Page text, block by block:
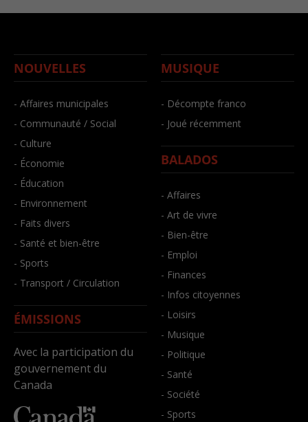
NOUVELLES
- Affaires municipales
- Communauté / Social
- Culture
- Économie
- Éducation
- Environnement
- Faits divers
- Santé et bien-être
- Sports
- Transport / Circulation
ÉMISSIONS
Avec la participation du
gouvernement du
Canada
MUSIQUE
- Décompte franco
- Joué récemment
BALADOS
- Affaires
- Art de vivre
- Bien-être
- Emploi
- Finances
- Infos citoyennes
- Loisirs
- Musique
- Politique
- Santé
- Société
- Sports